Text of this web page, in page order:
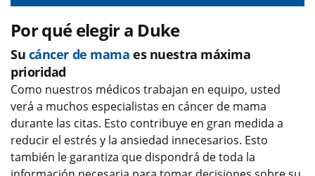
Por qué elegir a Duke
Su cáncer de mama es nuestra máxima
prioridad
Como nuestros médicos trabajan en equipo, usted
verá a muchos especialistas en cáncer de mama
durante las citas. Esto contribuye en gran medida a
reducir el estrés y la ansiedad innecesarios. Esto
también le garantiza que dispondrá de toda la